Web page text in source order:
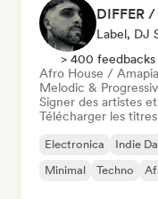
DIFFER
Label, DJ
> 400 feedbacks
Afro House /
Melodic &
Signer des artistes
Télécharger les
Electronica Indie
Minimal
Techno